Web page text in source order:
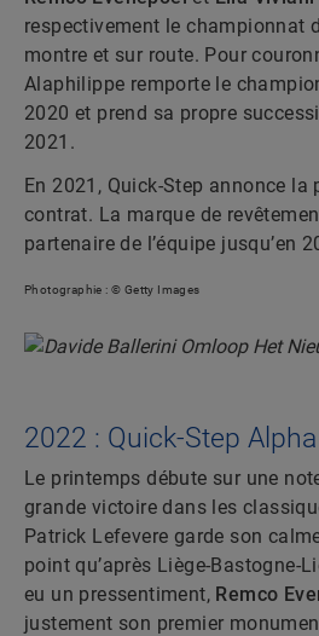
respectivement le championnat
montre et sur route. Pour
Alaphilippe remporte le
2020 et prend sa propre
2021.
En 2021, Quick-Step annonce
contrat. La marque de
partenaire de l’équipe jusqu’en
Photographie : © Getty Images
2022 : Quick-Step Alpha
Le printemps débute sur une
grande victoire dans les
Patrick Lefevere garde son
point qu’après Liège-Bastogne-
eu un pressentiment, Remco
justement son premier